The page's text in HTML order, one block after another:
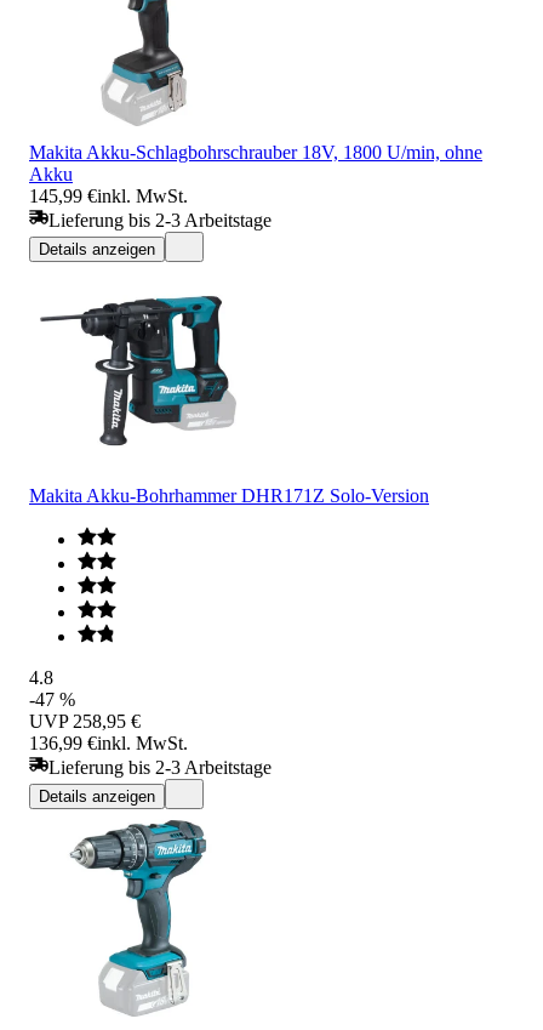
Makita Akku-Schlagbohrschrauber 18V, 1800 U/min, ohne
Akku
145,99 €inkl. MwSt.
Lieferung bis 2-3 Arbeitstage
Details anzeigen
Makita Akku-Bohrhammer DHR171Z Solo-Version
4.8
-47 %
UVP 258,95 €
136,99 €inkl. MwSt.
Lieferung bis 2-3 Arbeitstage
Details anzeigen